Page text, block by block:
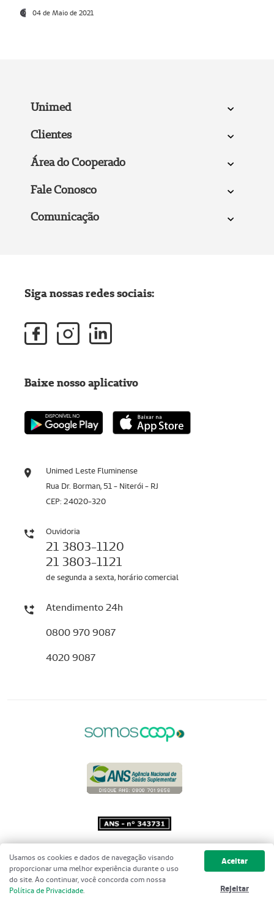
04 de Maio de 2021
Unimed
Clientes
Área do Cooperado
Fale Conosco
Comunicação
Unimed Leste Fluminense
Rua Dr. Borman, 51 - Niterói - RJ
CEP: 24020-320
Ouvidoria
21 3803-1120
21 3803-1121
de segunda a sexta, horário comercial
Atendimento 24h
0800 970 9087
4020 9087
Siga nossas redes sociais:
Baixe nosso aplicativo
Copyright 2001 - 2026 Unimed do
Brasil - Todos os direitos reservados
Usamos os cookies e dados de navegação visando
proporcionar uma melhor experiência durante o uso
do site. Ao continuar, você concorda com nossa
Política de Privacidade.
Aceitar
Rejeitar